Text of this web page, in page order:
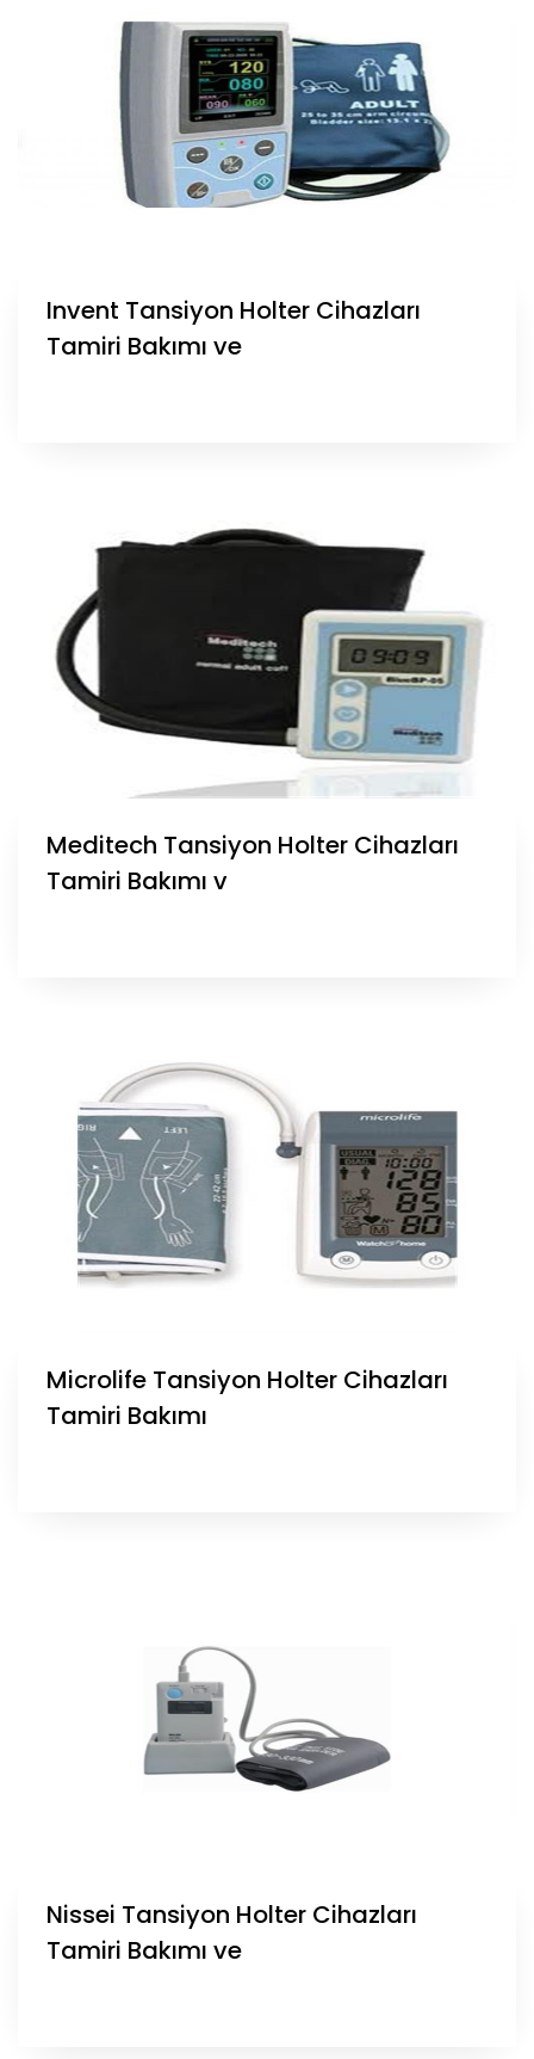
Invent Tansiyon Holter Cihazları
Tamiri Bakımı ve
Meditech Tansiyon Holter Cihazları
Tamiri Bakımı v
Microlife Tansiyon Holter Cihazları
Tamiri Bakımı
Nissei Tansiyon Holter Cihazları
Tamiri Bakımı ve